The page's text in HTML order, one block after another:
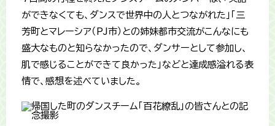
ができなくても、ダンスで世界中の人とつながれた」「三
芳町とマレーシア（PJ市）との姉妹都市交流がこんなにも
盛大なものと知らなかったので、ダンサーとして参加し、
肌で感じることができて良かった」などと達成感溢れる表
情で、感想を述べていました。